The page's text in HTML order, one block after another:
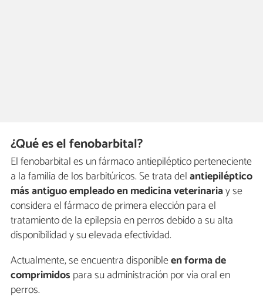
¿Qué es el fenobarbital?
El fenobarbital es un fármaco antiepiléptico perteneciente
a la familia de los barbitúricos. Se trata delantiepiléptico
más antiguo empleado en medicina veterinariay se
considera el fármaco de primera elección para el
tratamiento de la epilepsia en perros debido a su alta
disponibilidad y su elevada efectividad.
Actualmente, se encuentra disponibleen forma de
comprimidos para su administración por vía oral en
perros.